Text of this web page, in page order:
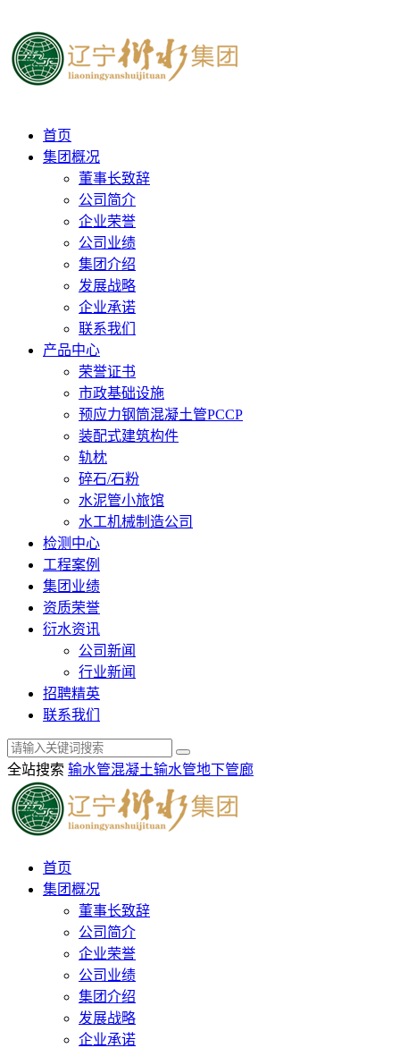
首页
集团概况
董事长致辞
公司简介
企业荣誉
公司业绩
集团介绍
发展战略
企业承诺
联系我们
产品中心
荣誉证书
市政基础设施
预应力钢筒混凝土管PCCP
装配式建筑构件
轨枕
碎石/石粉
水泥管小旅馆
水工机械制造公司
检测中心
工程案例
集团业绩
资质荣誉
衍水资讯
公司新闻
行业新闻
招聘精英
联系我们
全站搜索 输水管混凝土输水管地下管廊
首页
集团概况
董事长致辞
公司简介
企业荣誉
公司业绩
集团介绍
发展战略
企业承诺